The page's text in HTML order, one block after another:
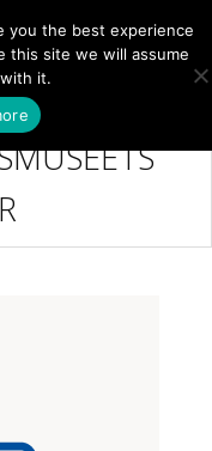
MENY NB
you the best experience
this site we will assume
it.